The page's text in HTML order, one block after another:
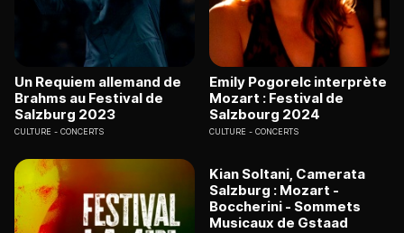
Un Requiem allemand de
Brahms au Festival de
Salzburg 2023
CULTURE CONCERTS
Emily Pogorelc interprète
Mozart : Festival de
Salzbourg 2024
CULTURE CONCERTS
Kian Soltani, Camerata
Salzburg : Mozart -
Boccherini - Sommets
Musicaux de Gstaad